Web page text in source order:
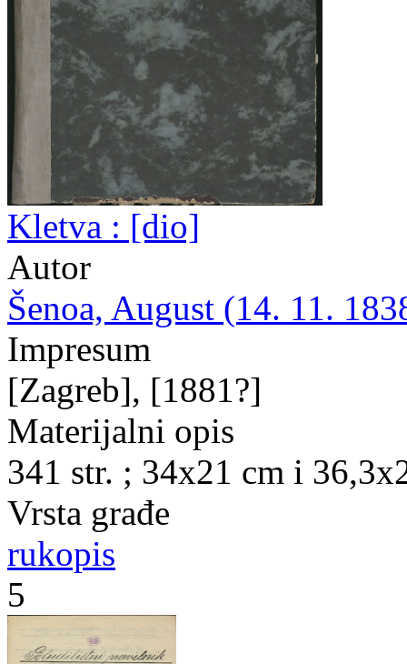
Kletva : [dio]
Autor
Šenoa, August (14. 11.
Impresum
[Zagreb], [1881?]
Materijalni opis
341 str. ; 34x21 cm i
Vrsta građe
rukopis
5